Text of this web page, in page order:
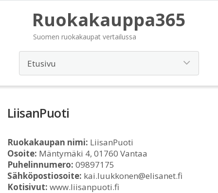
Ruokakauppa365
Suomen ruokakaupat vertailussa
LiisanPuoti
Ruokakaupan nimi: LiisanPuoti
Osoite: Mäntymäki 4, 01760 Vantaa
Puhelinnumero: 09897175
Sähköpostiosoite: kai.luukkonen@elisanet.fi
Kotisivut: www.liisanpuoti.fi